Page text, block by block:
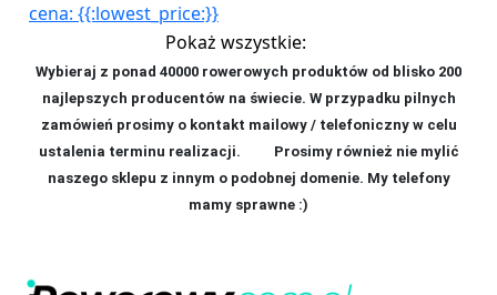
cena: {{:lowest_price:}}
Pokaż wszystkie:
Wybieraj z ponad 40000 rowerowych produktów od blisko 200
najlepszych producentów na świecie. W przypadku pilnych
zamówień prosimy o kontakt mailowy / telefoniczny w celu
ustalenia terminu realizacji. Prosimy również nie mylić
naszego sklepu z innym o podobnej domenie. My telefony
mamy sprawne :)